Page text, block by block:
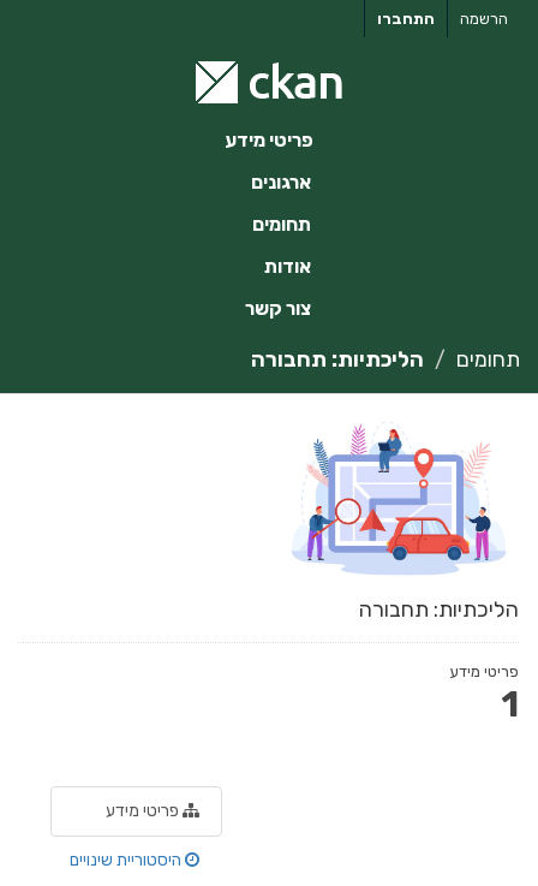
התחברו הרשמה
פריטי מידע
ארגונים
תחומים
אודות
צור קשר
תחומים הליכתיות: תחבורה
הליכתיות: תחבורה
פריטי מידע
1
פריטי מידע
היסטוריית שינויים